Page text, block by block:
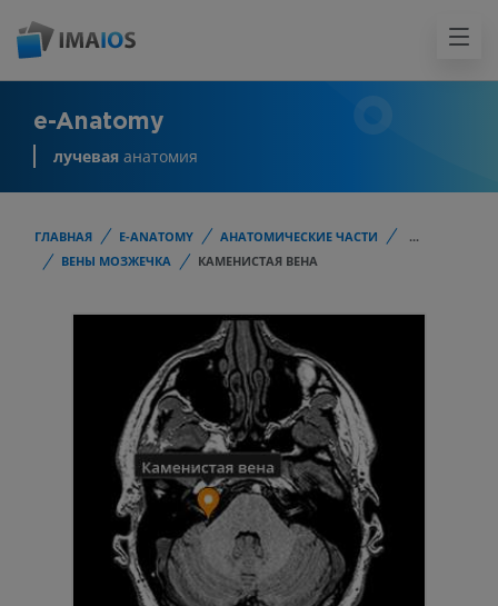
e-Anatomy
лучевая анатомия
ГЛАВНАЯ E-ANATOMY АНАТОМИЧЕСКИЕ ЧАСТИ
...
ВЕНЫ МОЗЖЕЧКА
КАМЕНИСТАЯ ВЕНА